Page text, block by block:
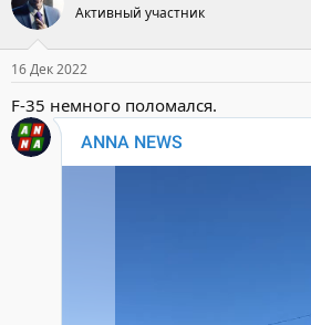
Активный участник
16 Дек 2022
F-35 немного поломался.